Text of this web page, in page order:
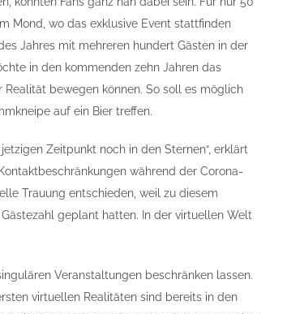
Mond, wo das exklusive Event stattfinden
Jahres mit mehreren hundert Gästen in der
in den kommenden zehn Jahren das
bewegen können. So soll es möglich
auf ein Bier treffen.
Zeitpunkt noch in den Sternen“, erklärt
während der Corona-
Trauung entschieden, weil zu diesem
geplant hatten. In der virtuellen Welt
Veranstaltungen beschränken lassen.
virtuellen Realitäten sind bereits in den